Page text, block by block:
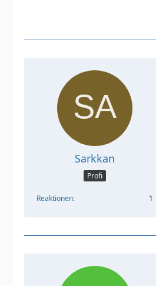
Sarkkan
Profi
Reaktionen 1